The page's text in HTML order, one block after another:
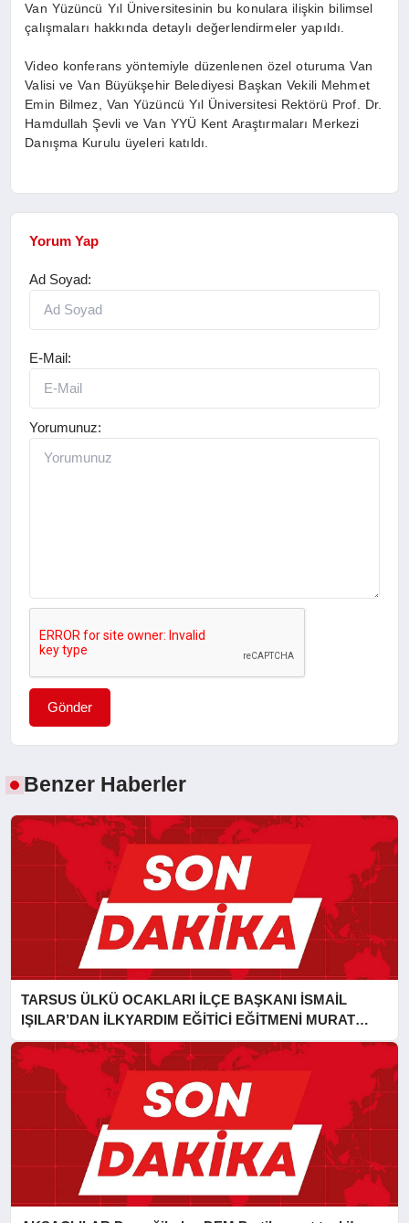
Van Yüzüncü Yıl Üniversitesinin bu konulara ilişkin bilimsel
çalışmaları hakkında detaylı değerlendirmeler yapıldı.
Video konferans yöntemiyle düzenlenen özel oturuma Van
Valisi ve Van Büyükşehir Belediyesi Başkan Vekili Mehmet
Emin Bilmez, Van Yüzüncü Yıl Üniversitesi Rektörü Prof. Dr.
Hamdullah Şevli ve Van YYÜ Kent Araştırmaları Merkezi
Danışma Kurulu üyeleri katıldı.
Yorum Yap
Ad Soyad:
E-Mail:
Yorumunuz:
Gönder
Benzer Haberler
TARSUS ÜLKÜ OCAKLARI İLÇE BAŞKANI İSMAİL
IŞILAR’DAN İLKYARDIM EĞİTİCİ EĞİTMENİ MURAT
CAN FİDAN’A ZİYARET